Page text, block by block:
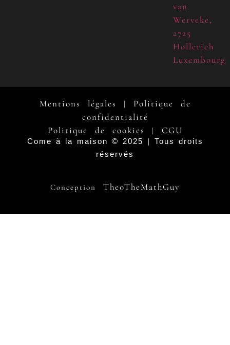
van
Werveke,
2725
Hollerich
Luxembourg
Mentions légales | Politique de
confidentialité
Politique de cookies
| CGU
Come à la maison © 2025 | Tous droits
réservés
Conception TheoTheMathGuy